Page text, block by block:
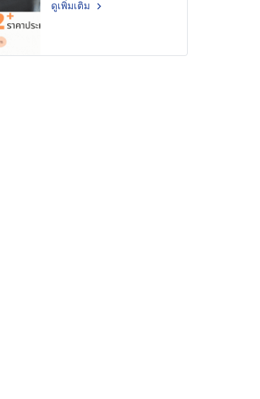
ดูเพิ่มเติม